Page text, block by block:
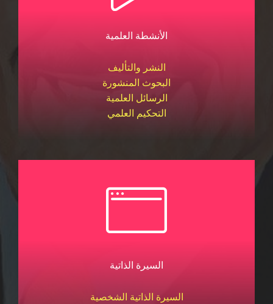
الأنشطة العلمية
النشر والتأليف
البحوث المنشورة
الرسائل العلمية
التحكيم العلمي
السيرة الذاتية
السيرة الذاتية الشخصية